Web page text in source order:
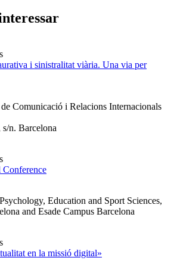
i sinistralitat viària. Una via per
Comunicació i Relacions Internacionals
s/n. Barcelona
Education and Sport Sciences,
and Esade Campus Barcelona
en la missió digital»